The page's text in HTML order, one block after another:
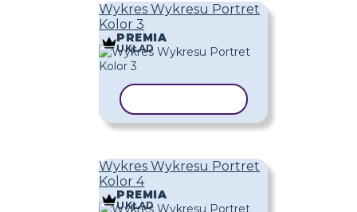
Wykres Wykresu Portret
Kolor 3
PREMIA
UKŁAD
Wykres Wykresu Portret
Kolor 4
PREMIA
UKŁAD